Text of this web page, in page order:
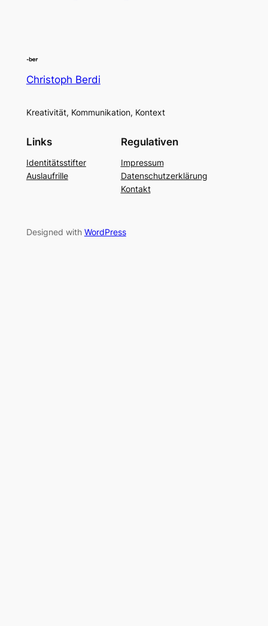
Christoph Berdi
Kreativität, Kommunikation, Kontext
Links
Identitätsstifter
Auslaufrille
Regulativen
Impressum
Datenschutzerklärung
Kontakt
Designed with WordPress